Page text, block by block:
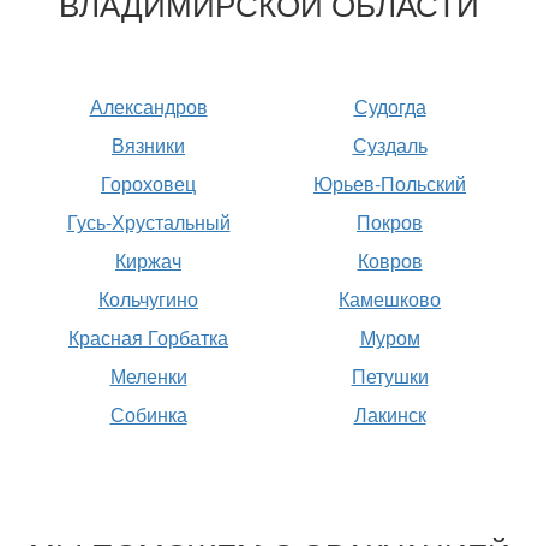
Александров
Вязники
Гороховец
Гусь-Хрустальный
Киржач
Кольчугино
Красная Горбатка
Меленки
Собинка
Судогда
Суздаль
Юрьев-Польский
Покров
Ковров
Камешково
Муром
Петушки
Лакинск